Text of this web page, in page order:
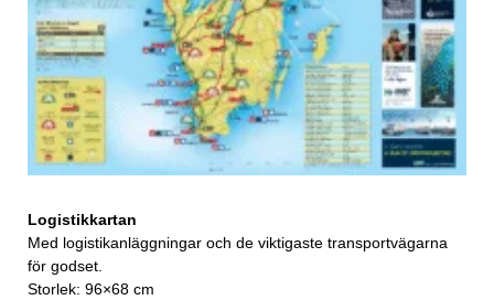
Logistikkartan
Med logistikanläggningar och de viktigaste transportvägarna
för godset.
Storlek: 96×68 cm